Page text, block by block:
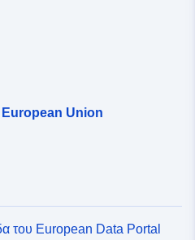
Union
του European Data Portal